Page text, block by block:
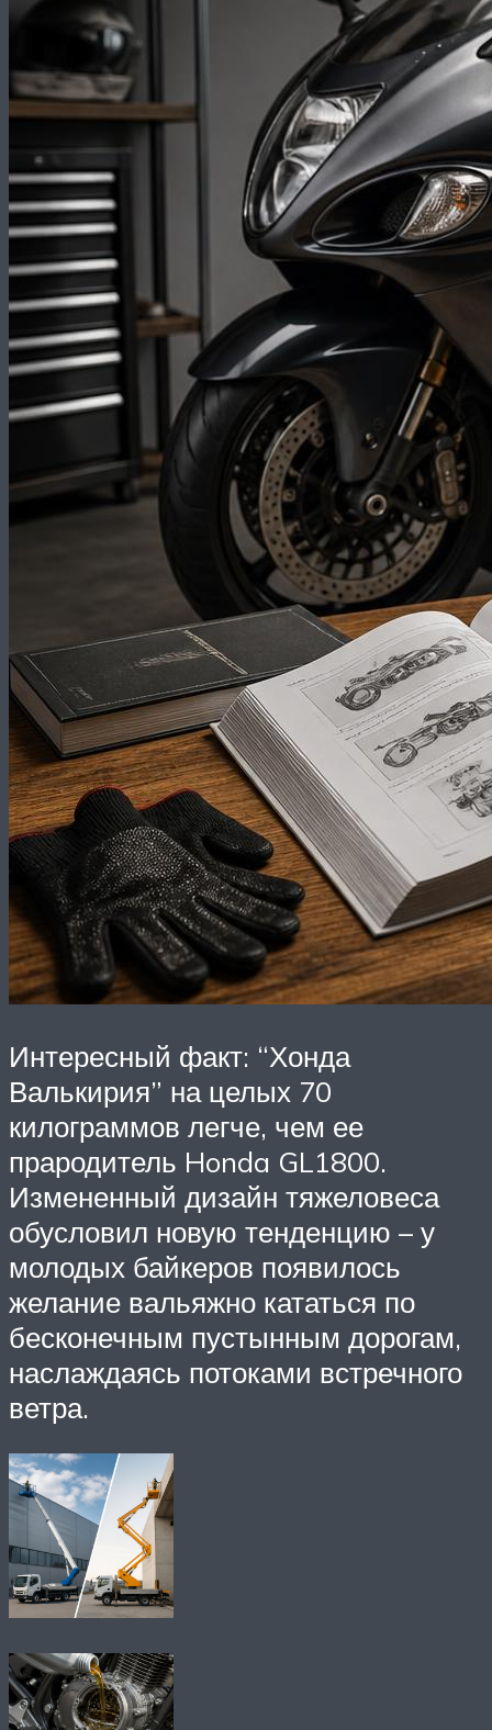
Интересный факт: “Хонда
Валькирия” на целых 70
килограммов легче, чем ее
прародитель Honda GL1800.
Измененный дизайн тяжеловеса
обусловил новую тенденцию – у
молодых байкеров появилось
желание вальяжно кататься по
бесконечным пустынным дорогам,
наслаждаясь потоками встречного
ветра.